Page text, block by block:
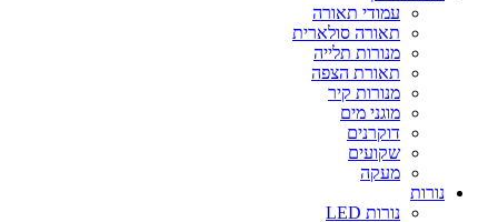
עמודי תאורה
תאורה סולארית
מנורות תלייה
תאורת הצפה
מנורות קיר
מוגני מים
דוקרנים
שקועים
מעקה